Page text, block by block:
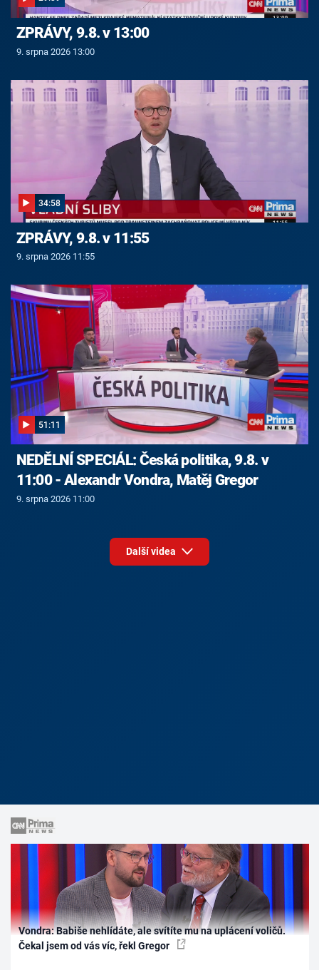
ZPRÁVY, 9.8. v 13:00
9. srpna 2026 13:00
34:58
ZPRÁVY, 9.8. v 11:55
9. srpna 2026 11:55
51:11
NEDĚLNÍ SPECIÁL: Česká politika, 9.8. v
11:00 - Alexandr Vondra, Matěj Gregor
9. srpna 2026 11:00
Další videa
Vondra: Babiše nehlídáte, ale svítíte mu na uplácení voličů.
Čekal jsem od vás víc, řekl Gregor